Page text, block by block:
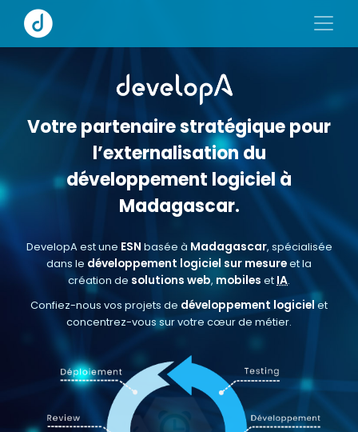
Votre partenaire stratégique pour
l’externalisation du
développement logiciel à
Madagascar.
DevelopA est une ESN basée à Madagascar, spécialisée
dans le développement logiciel sur mesureet la
création de solutions web, mobiles et IA.
Confiez-nous vos projets de développement logicielet
concentrez-vous sur votre cœur de métier.